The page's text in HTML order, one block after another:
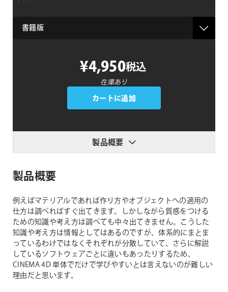
type
ら
ぶ
ザ
イ
ナ
ー
の
た
め
¥4,950税込
在庫あり
カートに追加
製品概要
製品概要
例えばマテリアルであれば作り方やオブジェクトへの適用の
仕方は調べればすぐ出てきます。しかしながら質感をつける
ための知識や考え方は調べても中々出てきません。こうした
知識や考え方は情報としてはあるのですが、体系的にまとま
っているわけではなくそれぞれが分散していて、さらに解説
しているソフトウェアごとに違いもあったりするため、
CINEMA 4D 単体でだけで学びやすいとは言えないのが難しい
理由だと思います。